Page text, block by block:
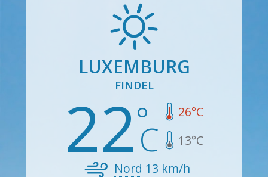
LUXEMBURG
FINDEL
22 26°C
13°C
Nord 13 km/h